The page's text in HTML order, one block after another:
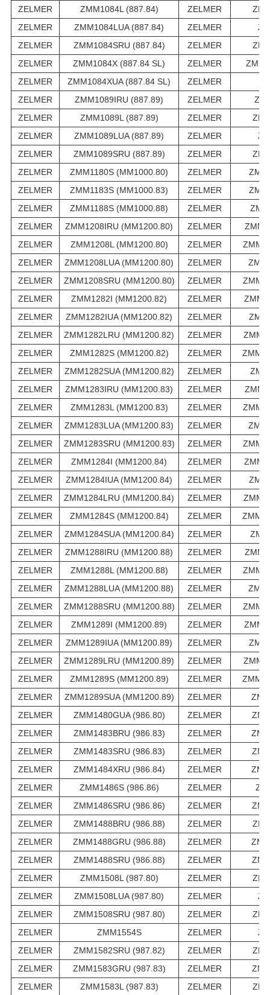
ZELMER ZMM1084L (887.84) ZELMER
ZELMER
ZMM1084LUA (887.84) ZELMER
ZELMER
ZMM1084SRU (887.84) ZELMER
ZELMER
ZMM1084X (887.84 SL) ZELMER
ZELMER
ZMM1084XUA (887.84 SL) ZELMER
ZELMER
ZMM1089IRU (887.89) ZELMER
ZELMER
ZMM1089L (887.89) ZELMER
ZELMER
ZMM1089LUA (887.89) ZELMER
ZELMER
ZMM1089SRU (887.89) ZELMER
ZELMER
ZMM1180S (MM1000.80) ZELMER
ZELMER
ZMM1183S (MM1000.83) ZELMER
ZELMER
ZMM1188S (MM1000.88) ZELMER
ZELMER
ZMM1208IRU (MM1200.80) ZELMER
ZELMER
ZMM1208L (MM1200.80) ZELMER
ZELMER
ZMM1208LUA (MM1200.80) ZELMER
ZELMER
ZMM1208SRU (MM1200.80) ZELMER
ZELMER
ZMM1282I (MM1200.82) ZELMER
ZELMER
ZMM1282IUA (MM1200.82) ZELMER
ZELMER
ZMM1282LRU (MM1200.82) ZELMER
ZELMER
ZMM1282S (MM1200.82) ZELMER
ZELMER
ZMM1282SUA (MM1200.82) ZELMER
ZELMER
ZMM1283IRU (MM1200.83) ZELMER
ZELMER
ZMM1283L (MM1200.83) ZELMER
ZELMER
ZMM1283LUA (MM1200.83) ZELMER
ZELMER
ZMM1283SRU (MM1200.83) ZELMER
ZELMER
ZMM1284I (MM1200.84) ZELMER
ZELMER
ZMM1284IUA (MM1200.84) ZELMER
ZELMER
ZMM1284LRU (MM1200.84) ZELMER
ZELMER
ZMM1284S (MM1200.84) ZELMER
ZELMER
ZMM1284SUA (MM1200.84) ZELMER
ZELMER
ZMM1288IRU (MM1200.88) ZELMER
ZELMER
ZMM1288L (MM1200.88) ZELMER
ZELMER
ZMM1288LUA (MM1200.88) ZELMER
ZELMER
ZMM1288SRU (MM1200.88) ZELMER
ZELMER
ZMM1289I (MM1200.89) ZELMER
ZELMER
ZMM1289IUA (MM1200.89) ZELMER
ZELMER
ZMM1289LRU (MM1200.89) ZELMER
ZELMER
ZMM1289S (MM1200.89) ZELMER
ZELMER
ZMM1289SUA (MM1200.89) ZELMER
ZELMER
ZMM1480GUA (986.80) ZELMER
ZELMER
ZMM1483BRU (986.83) ZELMER
ZELMER
ZMM1483SRU (986.83) ZELMER
ZELMER
ZMM1484XRU (986.84) ZELMER
ZELMER
ZMM1486S (986.86) ZELMER
ZELMER
ZMM1486SRU (986.86) ZELMER
ZELMER
ZMM1488BRU (986.88) ZELMER
ZELMER
ZMM1488GRU (986.88) ZELMER
ZELMER
ZMM1488SRU (986.88) ZELMER
ZELMER
ZMM1508L (987.80) ZELMER
ZELMER
ZMM1508LUA (987.80) ZELMER
ZELMER
ZMM1508SRU (987.80) ZELMER
ZELMER
ZMM1554S ZELMER
ZELMER
ZMM1582SRU (987.82) ZELMER
ZELMER
ZMM1583GRU (987.83) ZELMER
ZELMER
ZMM1583L (987.83) ZELMER